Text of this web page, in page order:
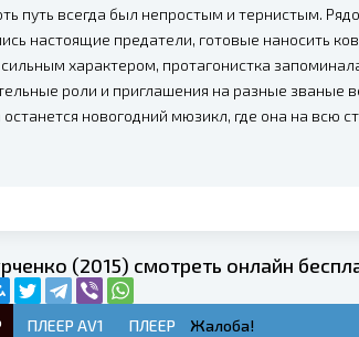
путь всегда был непростым и тернистым.
настоящие предатели, готовые наносить
характером, протагонистка
роли и приглашения на разные званые
останется новогодний мюзикл, где она на всю
(2015) смотреть онлайн
ПЛЕЕР AV1 ПЛЕЕР Жалоба!